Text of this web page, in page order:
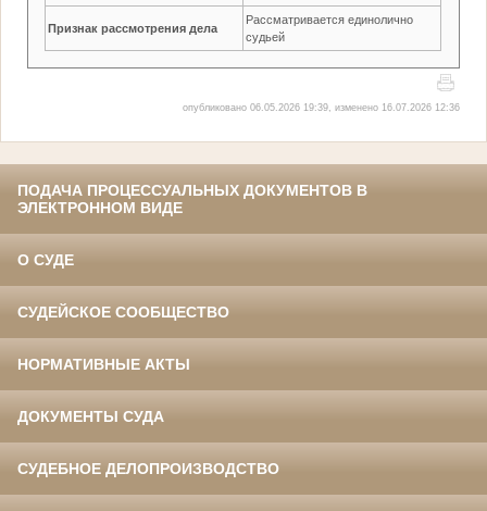
Признак рассмотрения дела
Рассматривается единолично
судьей
опубликовано 06.05.2026 19:39, изменено 16.07.2026 12:36
ПОДАЧА ПРОЦЕССУАЛЬНЫХ ДОКУМЕНТОВ В
ЭЛЕКТРОННОМ ВИДЕ
О СУДЕ
СУДЕЙСКОЕ СООБЩЕСТВО
НОРМАТИВНЫЕ АКТЫ
ДОКУМЕНТЫ СУДА
СУДЕБНОЕ ДЕЛОПРОИЗВОДСТВО